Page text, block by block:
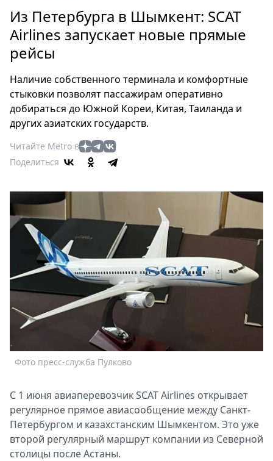
Россия
Мир
Туризм
Мода
Театр
Кино
Афиша
Книги
Выставки
Пресс-
релизы
Metro
Стримы
Спецпроекты
Звезды
Выборы
Скачай
Metro
Из Петербурга в Шымкент: SCAT
Airlines запускает новые прямые
рейсы
Наличие собственного терминала и комфортные
стыковки позволят пассажирам оперативно
добираться до Южной Кореи, Китая, Таиланда и
других азиатских государств.
Читайте Metro в
Поделиться
Фото пресс-служба Пулково
С 1 июня авиаперевозчик SCAT Airlines открывает
регулярное прямое авиасообщение между Санкт-
Петербургом и казахстанским Шымкентом. Это уже
второй регулярный маршрут компании из Северной
столицы после Астаны.